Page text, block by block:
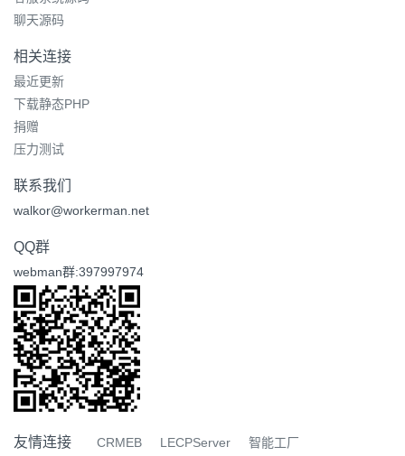
聊天源码
相关连接
最近更新
下载静态PHP
捐赠
压力测试
联系我们
walkor@workerman.net
QQ群
webman群:397997974
友情连接 CRMEB LECPServer 智能工厂